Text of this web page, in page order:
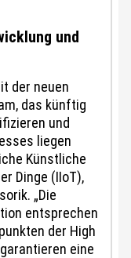
und
der neuen
das künftig
und
liegen
Künstliche
Dinge (IIoT),
„Die
entsprechen
der High
eine